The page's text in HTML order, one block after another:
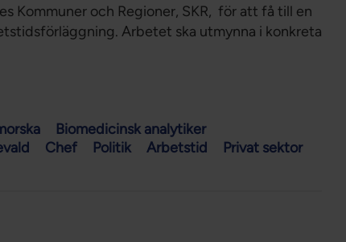
Kommuner och Regioner, SKR, för att få till en
Arbetet ska utmynna i konkreta
Biomedicinsk analytiker
Chef Politik Arbetstid
Privat sektor